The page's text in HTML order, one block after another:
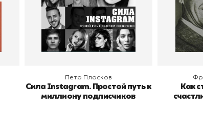
В корзину
Петр Плосков
Сила Instagram. Простой путь к
миллиону подписчиков
В
Как